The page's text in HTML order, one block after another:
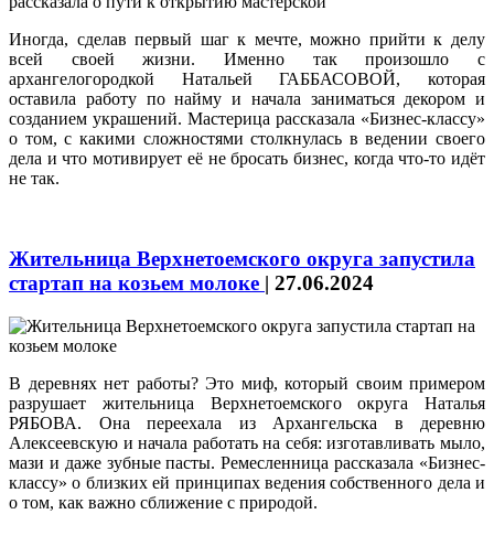
Иногда, сделав первый шаг к мечте, можно прийти к делу
всей своей жизни. Именно так произошло с
архангелогородкой Натальей ГАББАСОВОЙ, которая
оставила работу по найму и начала заниматься декором и
созданием украшений. Мастерица рассказала «Бизнес-классу»
о том, с какими сложностями столкнулась в ведении своего
дела и что мотивирует её не бросать бизнес, когда что‑то идёт
не так.
Жительница Верхнетоемского округа запустила
стартап на козьем молоке | 27.06.2024
В деревнях нет работы? Это миф, который своим примером
разрушает жительница Верхнетоемского округа Наталья
РЯБОВА. Она переехала из Архангельска в деревню
Алексеевскую и начала работать на себя: изготавливать мыло,
мази и даже зубные пасты. Ремесленница рассказала «Бизнес-
классу» о близких ей принципах ведения собственного дела и
о том, как важно сближение с природой.